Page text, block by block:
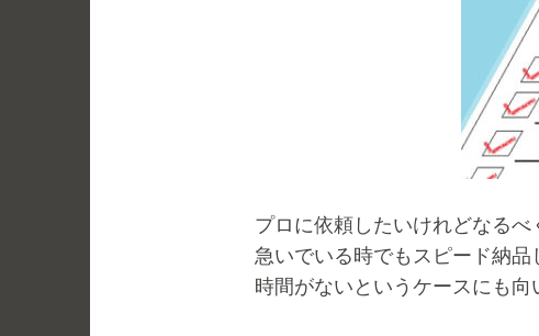
プロに依頼したいけれどなるべ
急いでいる時でもスピード納
時間がないというケースにも向